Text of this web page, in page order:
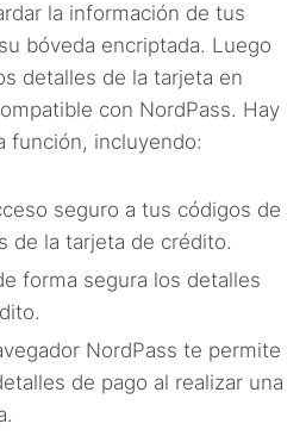
la información de tus
bóveda encriptada. Luego
detalles de la tarjeta en
con NordPass. Hay
función, incluyendo:
seguro a tus códigos de
de la tarjeta de crédito.
forma segura los detalles
NordPass te permite
de pago al realizar una